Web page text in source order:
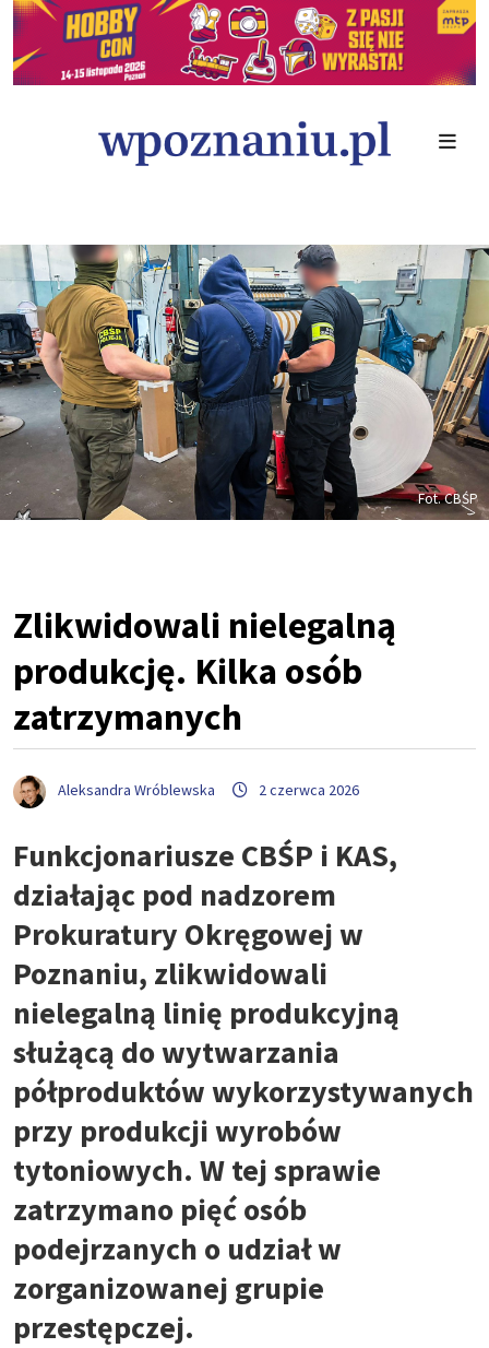
Fot. CBŚP
Zlikwidowali nielegalną
produkcję. Kilka osób
zatrzymanych
Aleksandra Wróblewska 2 czerwca 2026
Funkcjonariusze CBŚP i KAS,
działając pod nadzorem
Prokuratury Okręgowej w
Poznaniu, zlikwidowali
nielegalną linię produkcyjną
służącą do wytwarzania
półproduktów wykorzystywanych
przy produkcji wyrobów
tytoniowych. W tej sprawie
zatrzymano pięć osób
podejrzanych o udział w
zorganizowanej grupie
przestępczej.